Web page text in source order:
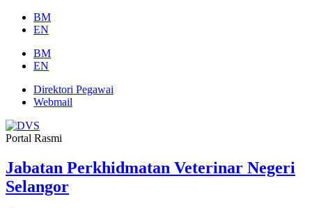
Skip
BM
EN
BM
EN
Direktori Pegawai
Webmail
Portal Rasmi
Jabatan Perkhidmatan Veterinar Negeri
Selangor